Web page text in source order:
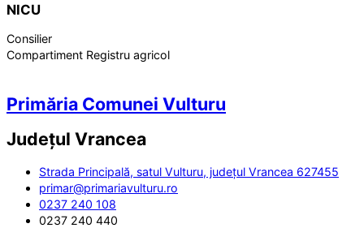
NICU
Consilier
Compartiment Registru agricol
Primăria Comunei Vulturu
Județul Vrancea
Strada Principală, satul Vulturu, județul Vrancea 627455
primar@primariavulturu.ro
0237 240 108
0237 240 440